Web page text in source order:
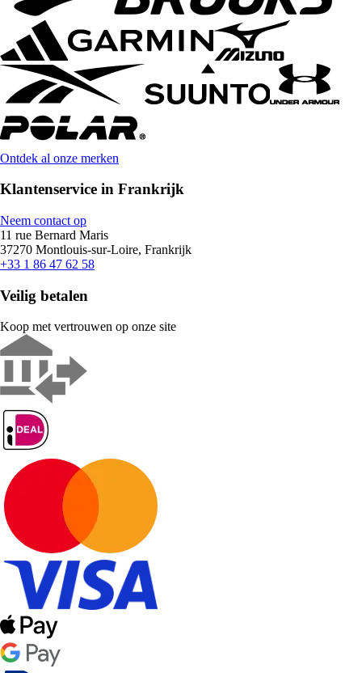
Ontdek al onze merken
Klantenservice in Frankrijk
Neem contact op
11 rue Bernard Maris
37270 Montlouis-sur-Loire, Frankrijk
+33 1 86 47 62 58
Veilig betalen
Koop met vertrouwen op onze site